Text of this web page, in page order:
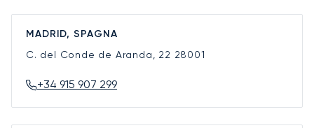
MADRID, SPAGNA
C. del Conde de Aranda, 22 28001
+34 915 907 299